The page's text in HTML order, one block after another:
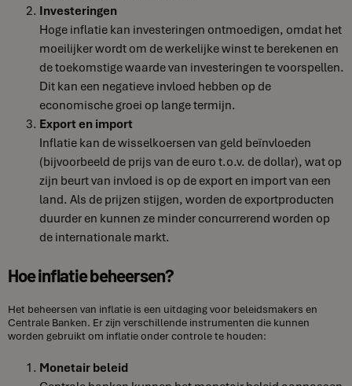
Investeringen
Hoge inflatie kan investeringen ontmoedigen, omdat het
moeilijker wordt om de werkelijke winst te berekenen en
de toekomstige waarde van investeringen te voorspellen.
Dit kan een negatieve invloed hebben op de
economische groei op lange termijn.
Export en import
Inflatie kan de wisselkoersen van geld beïnvloeden
(bijvoorbeeld de prijs van de euro t.o.v. de dollar), wat op
zijn beurt van invloed is op de export en import van een
land. Als de prijzen stijgen, worden de exportproducten
duurder en kunnen ze minder concurrerend worden op
de internationale markt.
Hoe inflatie beheersen?
Het beheersen van inflatie is een uitdaging voor beleidsmakers en
Centrale Banken. Er zijn verschillende instrumenten die kunnen
worden gebruikt om inflatie onder controle te houden:
Monetair beleid